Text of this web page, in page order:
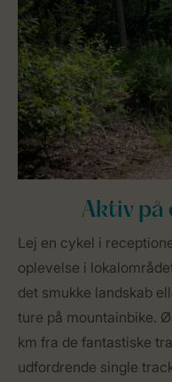
Aktiv på
Lej en cykel i
oplevelse i
det smukke landskab
ture på mountainbike.
km fra de fantastiske
udfordrende single